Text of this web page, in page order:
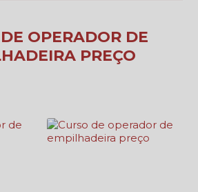
OPERADOR DE
PREÇO